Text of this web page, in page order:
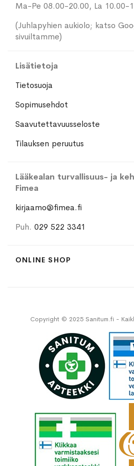
Ma-Pe 08.00-20.00, La 10.00-
(Juhlapyhien aukiolo; katso
sivuiltamme)
Lisätietoja
Tietosuoja
Sopimusehdot
Saavutettavuusseloste
Tilauksen peruutus
Lääkealan turvallisuus- ja
Fimea
kirjaamo@fimea.fi
Puh. 029 522 3341
ONLINE SHOP
Copyright © 2025 Sanitum.fi -